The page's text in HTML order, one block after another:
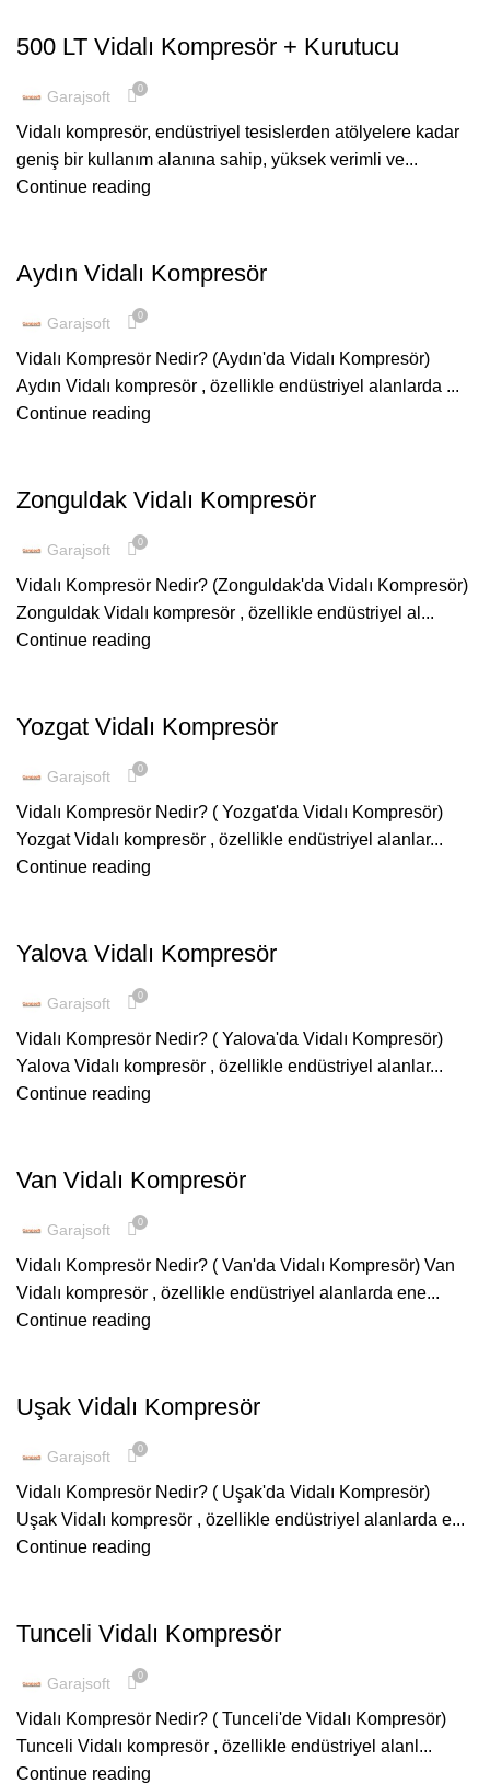
500 LT Vidalı Kompresör + Kurutucu
Garajsoft 0
Vidalı kompresör, endüstriyel tesislerden atölyelere kadar
geniş bir kullanım alanına sahip, yüksek verimli ve...
Continue reading
Aydın Vidalı Kompresör
Garajsoft 0
Vidalı Kompresör Nedir? (Aydın'da Vidalı Kompresör)
Aydın Vidalı kompresör , özellikle endüstriyel alanlarda ...
Continue reading
Zonguldak Vidalı Kompresör
Garajsoft 0
Vidalı Kompresör Nedir? (Zonguldak'da Vidalı Kompresör)
Zonguldak Vidalı kompresör , özellikle endüstriyel al...
Continue reading
Yozgat Vidalı Kompresör
Garajsoft 0
Vidalı Kompresör Nedir? ( Yozgat'da Vidalı Kompresör)
Yozgat Vidalı kompresör , özellikle endüstriyel alanlar...
Continue reading
Yalova Vidalı Kompresör
Garajsoft 0
Vidalı Kompresör Nedir? ( Yalova'da Vidalı Kompresör)
Yalova Vidalı kompresör , özellikle endüstriyel alanlar...
Continue reading
Van Vidalı Kompresör
Garajsoft 0
Vidalı Kompresör Nedir? ( Van'da Vidalı Kompresör) Van
Vidalı kompresör , özellikle endüstriyel alanlarda ene...
Continue reading
Uşak Vidalı Kompresör
Garajsoft 0
Vidalı Kompresör Nedir? ( Uşak'da Vidalı Kompresör)
Uşak Vidalı kompresör , özellikle endüstriyel alanlarda e...
Continue reading
Tunceli Vidalı Kompresör
Garajsoft 0
Vidalı Kompresör Nedir? ( Tunceli'de Vidalı Kompresör)
Tunceli Vidalı kompresör , özellikle endüstriyel alanl...
Continue reading